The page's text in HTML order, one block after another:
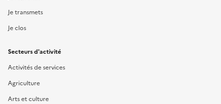
Je transmets
Je clos
Secteurs d'activité
Activités de services
Agriculture
Arts et culture